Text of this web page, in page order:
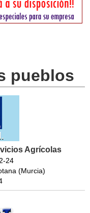
pueblos
Agrícolas
24
(Murcia)